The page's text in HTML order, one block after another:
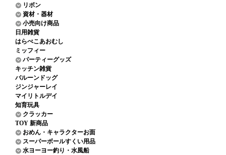
リボン
資材・器材
小売向け商品
日用雑貨
はらぺこあおむし
ミッフィー
パーティーグッズ
キッチン雑貨
バルーンドッグ
ジンジャーレイ
マイリトルデイ
知育玩具
クラッカー
TOY 新商品
おめん・キャラクターお面
スーパーボールすくい用品
水ヨーヨー釣り・水風船